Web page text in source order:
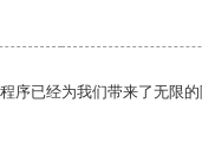
序已经为我们带来了无限